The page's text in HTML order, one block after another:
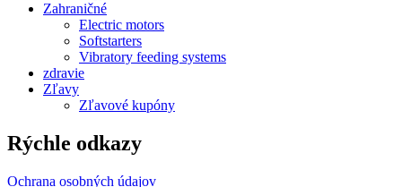
Zahraničné
Electric motors
Softstarters
Vibratory feeding systems
zdravie
Zľavy
Zľavové kupóny
Rýchle odkazy
Ochrana osobných údajov